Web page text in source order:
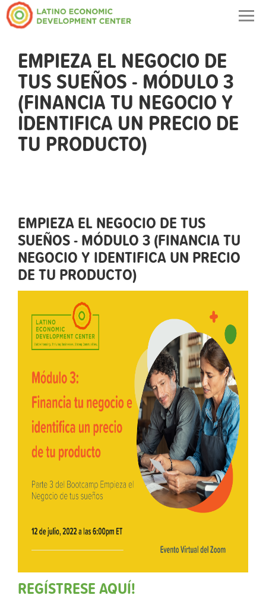
EMPIEZA EL NEGOCIO DE
TUS SUEÑOS - MÓDULO 3
(FINANCIA TU NEGOCIO Y
IDENTIFICA UN PRECIO DE
TU PRODUCTO)
EMPIEZA EL NEGOCIO DE TUS
SUEÑOS - MÓDULO 3 (FINANCIA TU
NEGOCIO Y IDENTIFICA UN PRECIO
DE TU PRODUCTO)
REGÍSTRESE AQUÍ!